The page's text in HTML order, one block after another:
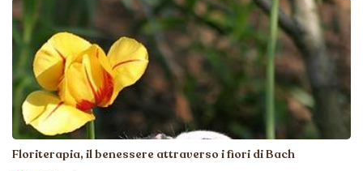
Floriterapia, il benessere attraverso i fiori di Bach